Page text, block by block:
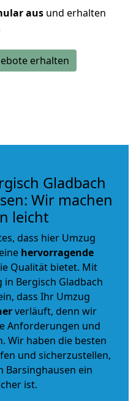
aus und erhalten
erhalten
Gladbach
Wir machen
leicht
dass hier Umzug
hervorragende
Qualität bietet. Mit
Bergisch Gladbach
dass Ihr Umzug
verläuft, denn wir
Anforderungen und
Wir haben die besten
und sicherzustellen,
Barsinghausen ein
ist.